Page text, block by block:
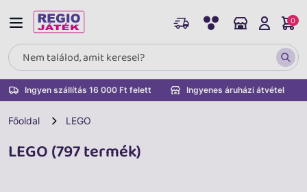
Ingyen szállítás 16 000 Ft felett Ingyenes áruházi átvétel
0
Főoldal LEGO
LEGO (797 termék)